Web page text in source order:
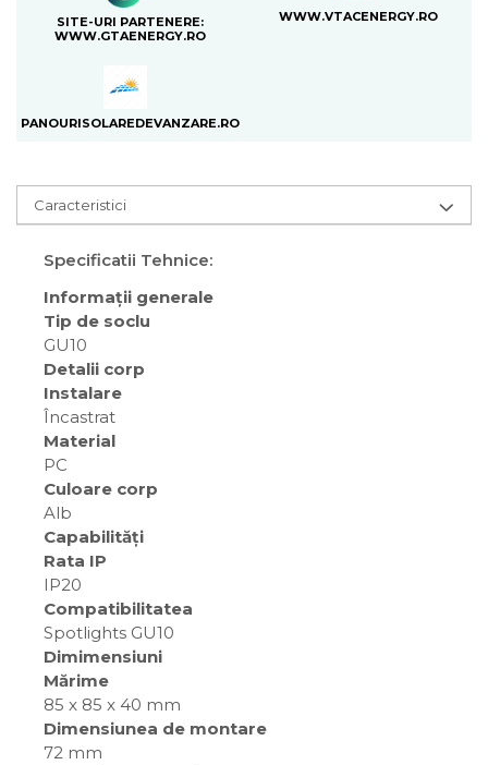
SITE-URI PARTENERE:
WWW.GTAENERGY.RO
WWW.VTACENERGY.RO
PANOURISOLAREDEVANZARE.RO
Caracteristici
Specificatii Tehnice:
Informații generale
Tip de soclu
GU10
Detalii corp
Instalare
Încastrat
Material
PC
Culoare corp
Alb
Capabilități
Rata IP
IP20
Compatibilitatea
Spotlights GU10
Dimimensiuni
Mărime
85 x 85 x 40 mm
Dimensiunea de montare
72 mm